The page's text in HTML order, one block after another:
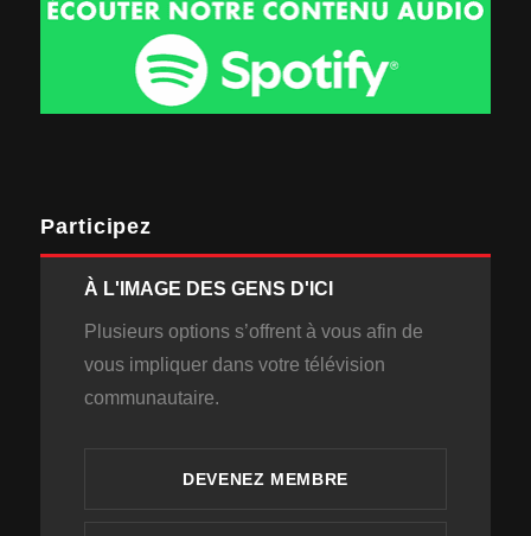
Participez
À L'IMAGE DES GENS D'ICI
Plusieurs options s’offrent à vous afin de
vous impliquer dans votre télévision
communautaire.
DEVENEZ MEMBRE